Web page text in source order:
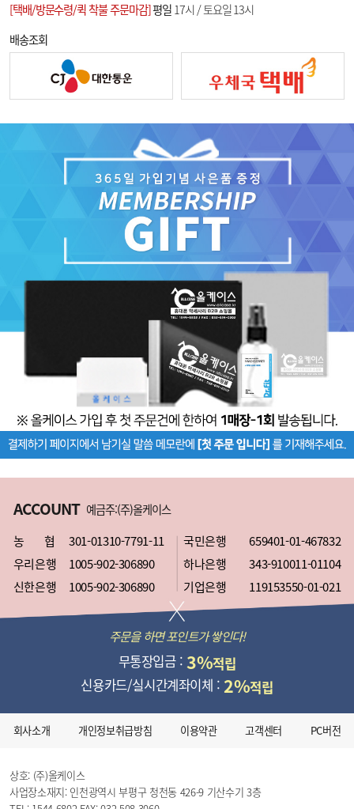
[택배/방문수령/퀵 착불 주문마감]평일 17시 / 토요일 13시
배송조회
ACCOUNT 예금주:(주)올케이스
농 협
301-01310-7791-11 국민은행
659401-01-467832
우리은행
1005-902-306890 하나은행
343-910011-01104
신한은행
1005-902-306890 기업은행 119153550-01-021
주문을 하면 포인트가 쌓인다!
무통장입금 : 3%적립
신용카드/실시간계좌이체 : 2%적립
회사소개 개인정보취급방침 이용약관 고객센터 PC버전
상호: (주)올케이스
사업장소재지: 인천광역시 부평구 청천동 426-9 기산수기 3층